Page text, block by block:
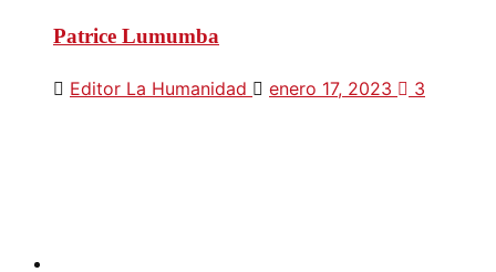
Patrice Lumumba
Editor La Humanidad enero 17, 2023 3